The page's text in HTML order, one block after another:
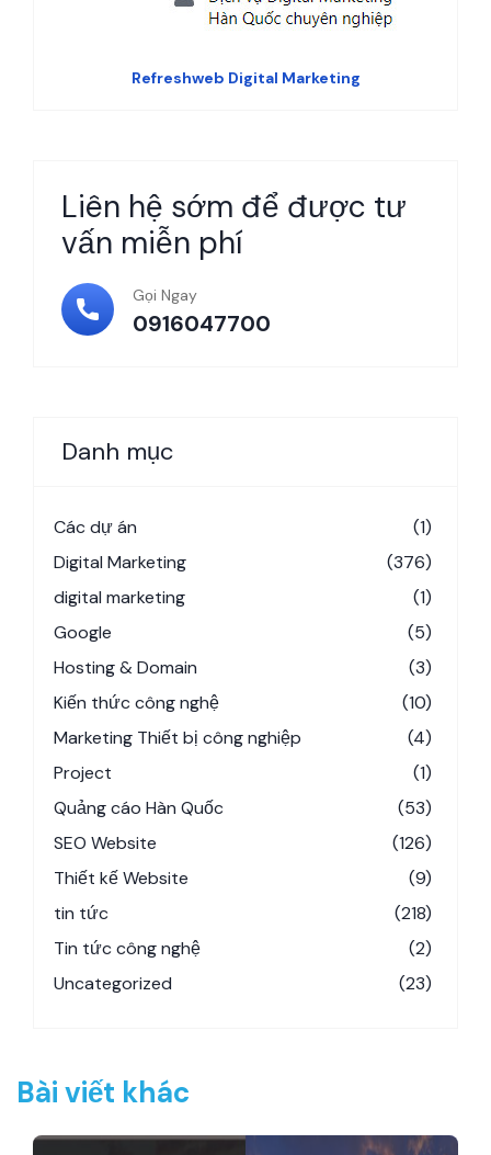
Refreshweb Digital Marketing
Liên hệ sớm để được tư
vấn miễn phí
Gọi Ngay
0916047700
Danh mục
Các dự án
(1)
Digital Marketing
(376)
digital marketing
(1)
Google
(5)
Hosting & Domain
(3)
Kiến thức công nghệ
(10)
Marketing Thiết bị công nghiệp
(4)
Project
(1)
Quảng cáo Hàn Quốc
(53)
SEO Website
(126)
Thiết kế Website
(9)
tin tức
(218)
Tin tức công nghệ
(2)
Uncategorized
(23)
Bài viết khác